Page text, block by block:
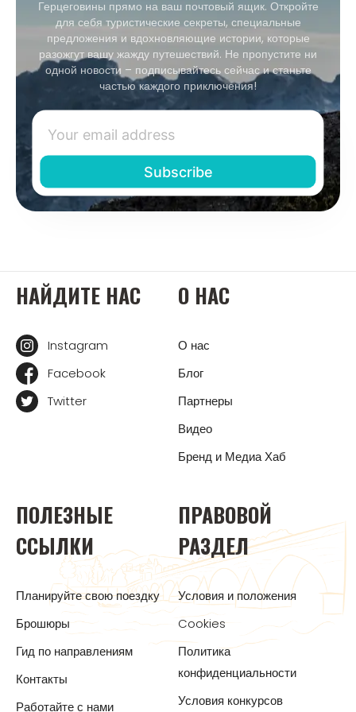
Герцеговины прямо на ваш почтовый ящик. Откройте
для себя туристические секреты, специальные
предложения и вдохновляющие истории, которые
разожгут вашу жажду путешествий. Не пропустите ни
одной новости – подписывайтесь сейчас и станьте
частью каждого приключения!
НАЙДИТЕ НАС
Instagram
Facebook
Twitter
О НАС
О нас
Блог
Партнеры
Видео
Бренд и Медиа Хаб
ПОЛЕЗНЫЕ
ССЫЛКИ
Планируйте свою поездку
Брошюры
Гид по направлениям
Контакты
Работайте с нами
ПРАВОВОЙ
РАЗДЕЛ
Условия и положения
Cookies
Политика
конфиденциальности
Условия конкурсов